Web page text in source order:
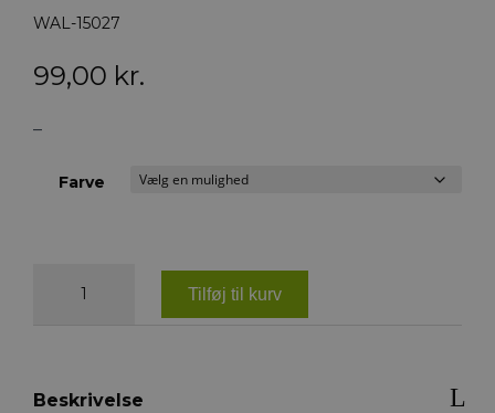
WAL-15027
99,00 kr.
–
Farve
foderbalje,
Tilføj til kurv
Beskrivelse